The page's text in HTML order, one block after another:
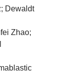
Dewaldt
Zhao;